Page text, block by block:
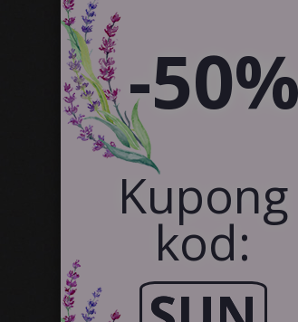
SIA Canvas
Brīvības
-50%
Kupong
kod: